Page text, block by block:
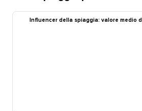
Influencer della spiaggia: valore medio